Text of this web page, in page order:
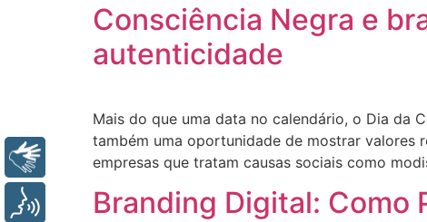
Consciência Negra e
autenticidade
Mais do que uma data no calendário, o Dia da
também uma oportunidade de mostrar valores
empresas que tratam causas sociais como
Branding Digital: Como
Libras